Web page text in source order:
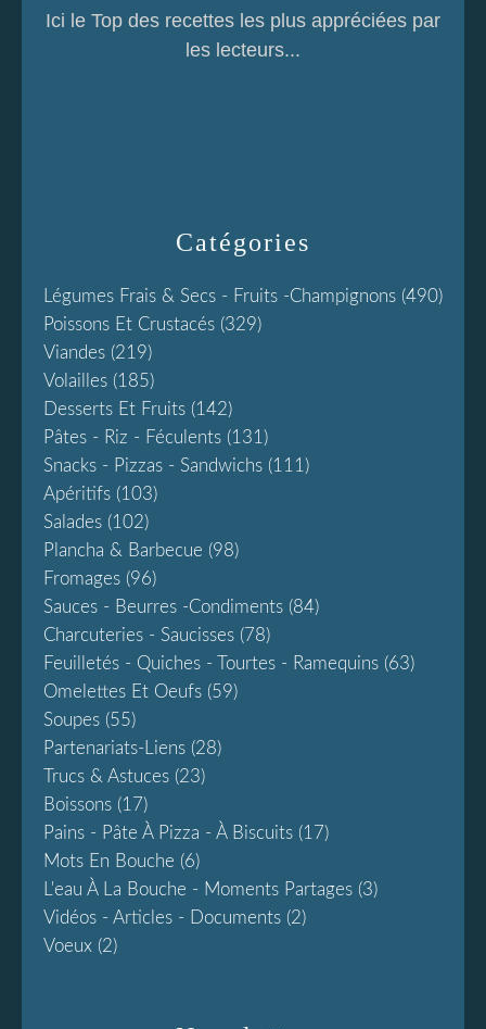
Catégories
Légumes Frais & Secs - Fruits -champignons (490)
Poissons Et Crustacés (329)
Viandes (219)
Volailles (185)
Desserts Et Fruits (142)
Pâtes - Riz - Féculents (131)
Snacks - Pizzas - Sandwichs (111)
Apéritifs (103)
Salades (102)
Plancha & Barbecue (98)
Fromages (96)
Sauces - Beurres -condiments (84)
Charcuteries - Saucisses (78)
Feuilletés - Quiches - Tourtes - Ramequins (63)
Omelettes Et Oeufs (59)
Soupes (55)
Partenariats-Liens (28)
Trucs & Astuces (23)
Boissons (17)
Pains - Pâte À Pizza - À Biscuits (17)
Mots En Bouche (6)
L'eau À La Bouche - Moments Partages (3)
Vidéos - Articles - Documents (2)
Voeux (2)
Ici le Top des recettes les plus appréciées par
les lecteurs...